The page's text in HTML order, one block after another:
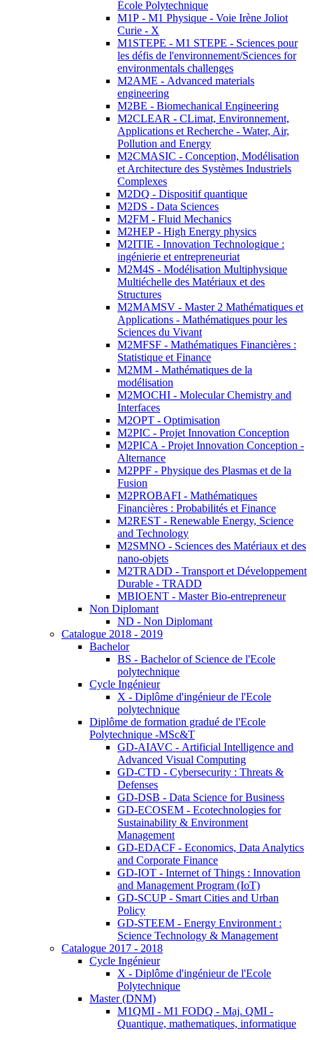
École Polytechnique
M1P - M1 Physique - Voie Irène Joliot
Curie - X
M1STEPE - M1 STEPE - Sciences pour
les défis de l'environnement/Sciences for
environmentals challenges
M2AME - Advanced materials
engineering
M2BE - Biomechanical Engineering
M2CLEAR - CLimat, Environnement,
Applications et Recherche - Water, Air,
Pollution and Energy
M2CMASIC - Conception, Modélisation
et Architecture des Systèmes Industriels
Complexes
M2DQ - Dispositif quantique
M2DS - Data Sciences
M2FM - Fluid Mechanics
M2HEP - High Energy physics
M2ITIE - Innovation Technologique :
ingénierie et entrepreneuriat
M2M4S - Modélisation Multiphysique
Multiéchelle des Matériaux et des
Structures
M2MAMSV - Master 2 Mathématiques et
Applications - Mathématiques pour les
Sciences du Vivant
M2MFSF - Mathématiques Financières :
Statistique et Finance
M2MM - Mathématiques de la
modélisation
M2MOCHI - Molecular Chemistry and
Interfaces
M2OPT - Optimisation
M2PIC - Projet Innovation Conception
M2PICA - Projet Innovation Conception -
Alternance
M2PPF - Physique des Plasmas et de la
Fusion
M2PROBAFI - Mathématiques
Financières : Probabilités et Finance
M2REST - Renewable Energy, Science
and Technology
M2SMNO - Sciences des Matériaux et des
nano-objets
M2TRADD - Transport et Développement
Durable - TRADD
MBIOENT - Master Bio-entrepreneur
Non Diplomant
ND - Non Diplomant
Catalogue 2018 - 2019
Bachelor
BS - Bachelor of Science de l'Ecole
polytechnique
Cycle Ingénieur
X - Diplôme d'ingénieur de l'Ecole
polytechnique
Diplôme de formation gradué de l'Ecole
Polytechnique -MSc&T
GD-AIAVC - Artificial Intelligence and
Advanced Visual Computing
GD-CTD - Cybersecurity : Threats &
Defenses
GD-DSB - Data Science for Business
GD-ECOSEM - Ecotechnologies for
Sustainability & Environment
Management
GD-EDACF - Economics, Data Analytics
and Corporate Finance
GD-IOT - Internet of Things : Innovation
and Management Program (IoT)
GD-SCUP - Smart Cities and Urban
Policy
GD-STEEM - Energy Environment :
Science Technology & Management
Catalogue 2017 - 2018
Cycle Ingénieur
X - Diplôme d'ingénieur de l'Ecole
Polytechnique
Master (DNM)
M1QMI - M1 FODQ - Maj. QMI -
Quantique, mathematiques, informatique